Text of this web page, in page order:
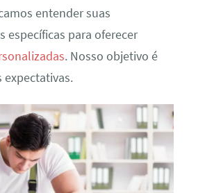
entender suas
específicas para oferecer
. Nosso objetivo é
expectativas.